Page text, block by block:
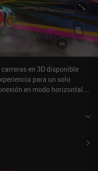
en 3D disponible
para un solo
en modo horizontal.